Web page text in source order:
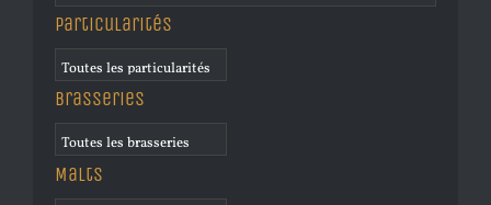
Particularités
Brasseries
Malts